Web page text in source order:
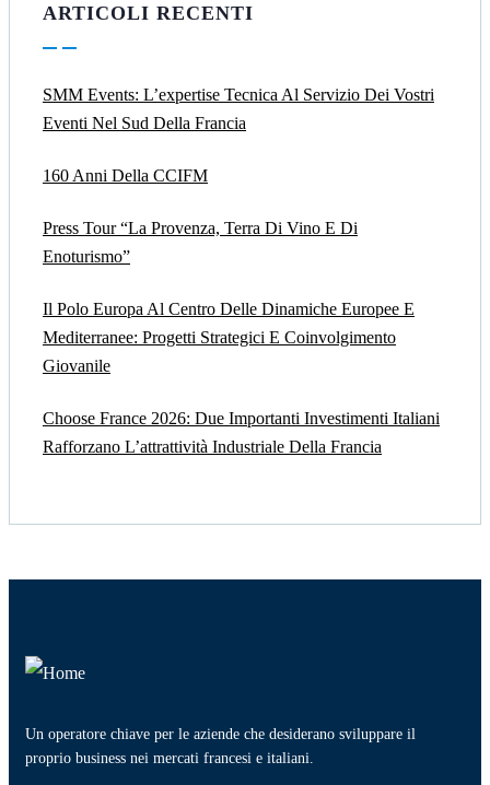
ARTICOLI RECENTI
SMM Events: L’expertise Tecnica Al Servizio Dei Vostri
Eventi Nel Sud Della Francia
160 Anni Della CCIFM
Press Tour “La Provenza, Terra Di Vino E Di
Enoturismo”
Il Polo Europa Al Centro Delle Dinamiche Europee E
Mediterranee: Progetti Strategici E Coinvolgimento
Giovanile
Choose France 2026: Due Importanti Investimenti Italiani
Rafforzano L’attrattività Industriale Della Francia
Un operatore chiave per le aziende che desiderano sviluppare il
proprio business nei mercati francesi e italiani.